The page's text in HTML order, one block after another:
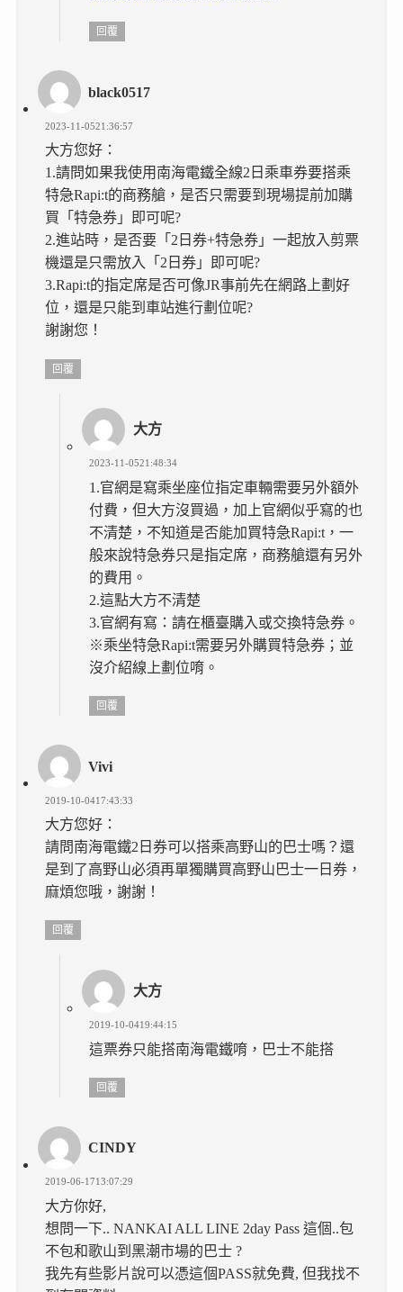
回覆
black0517
2023-11-0521:36:57
大方您好：
1.請問如果我使用南海電鐵全線2日乘車券要搭乘
特急Rapi:t的商務艙，是否只需要到現場提前加購
買「特急券」即可呢?
2.進站時，是否要「2日券+特急券」一起放入剪票
機還是只需放入「2日券」即可呢?
3.Rapi:t的指定席是否可像JR事前先在網路上劃好
位，還是只能到車站進行劃位呢?
謝謝您！
回覆
大方
2023-11-0521:48:34
1.官網是寫乘坐座位指定車輛需要另外額外
付費，但大方沒買過，加上官網似乎寫的也
不清楚，不知道是否能加買特急Rapi:t，一
般來說特急券只是指定席，商務艙還有另外
的費用。
2.這點大方不清楚
3.官網有寫：請在櫃臺購入或交換特急券。
※乘坐特急Rapi:t需要另外購買特急券；並
沒介紹線上劃位唷。
回覆
Vivi
2019-10-0417:43:33
大方您好：
請問南海電鐵2日券可以搭乘高野山的巴士嗎？還
是到了高野山必須再單獨購買高野山巴士一日券，
麻煩您哦，謝謝！
回覆
大方
2019-10-0419:44:15
這票券只能搭南海電鐵唷，巴士不能搭
回覆
CINDY
2019-06-1713:07:29
大方你好,
想問一下.. NANKAI ALL LINE 2day Pass 這個..包
不包和歌山到黑潮市場的巴士 ?
我先有些影片說可以憑這個PASS就免費, 但我找不